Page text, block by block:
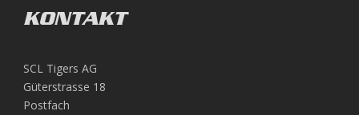
KONTAKT
SCL Tigers AG
Güterstrasse 18
Postfach